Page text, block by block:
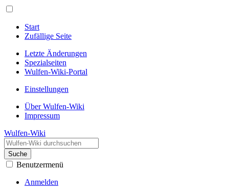
Start
Zufällige Seite
Letzte Änderungen
Spezialseiten
Wulfen-Wiki-Portal
Einstellungen
Über Wulfen-Wiki
Impressum
Wulfen-Wiki
Suche
Benutzermenü
Anmelden